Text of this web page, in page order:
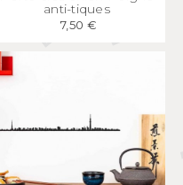
anti-tiques
7,50 €